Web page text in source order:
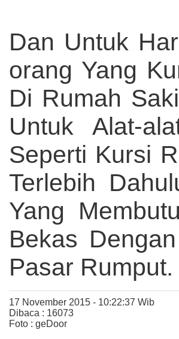
Dan Untuk
orang Yang
Di Rumah
Untuk Alat-
Seperti Kursi
Terlebih
Yang
Bekas
Pasar
17 November 2015 - 10:22:37 Wib
Dibaca : 16073
Foto : geDoor